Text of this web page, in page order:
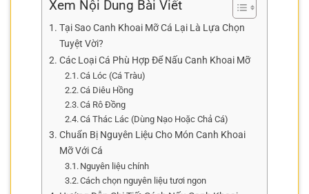
Xem Nội Dung Bài Viết
Tại Sao Canh Khoai Mỡ Cá Lại Là Lựa Chọn
Tuyệt Vời?
Các Loại Cá Phù Hợp Để Nấu Canh Khoai Mỡ
Cá Lóc (Cá Tràu)
Cá Diêu Hồng
Cá Rô Đồng
Cá Thác Lác (Dùng Nạo Hoặc Chả Cá)
Chuẩn Bị Nguyên Liệu Cho Món Canh Khoai
Mỡ Với Cá
Nguyên liệu chính
Cách chọn nguyên liệu tươi ngon